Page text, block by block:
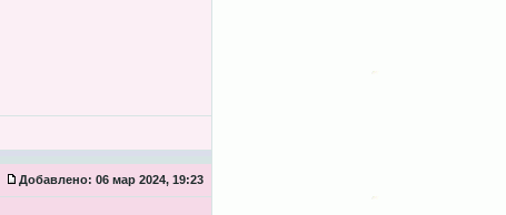
Добавлено: 06 мар 2024, 19:23